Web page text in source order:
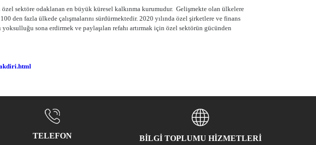
sektöre odaklanan en büyük küresel kalkınma kurumudur. Gelişmekte olan ülkelere
den fazla ülkede çalışmalarını sürdürmektedir. 2020 yılında özel şirketlere ve finans
sona erdirmek ve paylaşılan refahı artırmak için özel sektörün gücünden
TELEFON BİLGİ TOPLUMU HİZMETLERİ